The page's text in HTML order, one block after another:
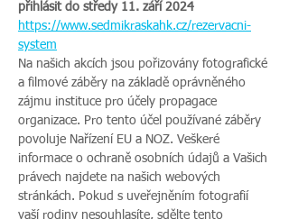
přihlásit do středy 11. září 2024
https://www.sedmikraskahk.cz/rezervacni-
system
Na našich akcích jsou pořizovány fotografické
a filmové záběry na základě oprávněného
zájmu instituce pro účely propagace
organizace. Pro tento účel používané záběry
povoluje Nařízení EU a NOZ. Veškeré
informace o ochraně osobních údajů a Vašich
právech najdete na našich webových
stránkách. Pokud s uveřejněním fotografií
vaší rodiny nesouhlasíte, sdělte tento